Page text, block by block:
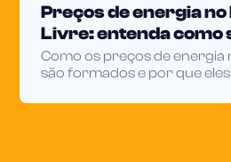
Preços de energia
Livre: entenda como
Como os preços de energia
são formados e por que
regulado.